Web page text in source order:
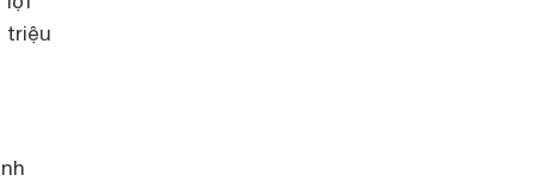
triệu